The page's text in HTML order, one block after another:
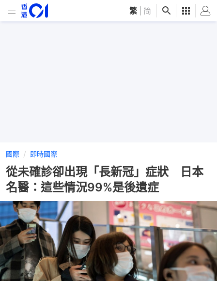
繁 简
國際 即時國際
從未確診卻出現「長新冠」症狀 日本
名醫：這些情況99%是後遺症